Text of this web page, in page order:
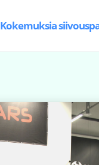
Kokemuksia